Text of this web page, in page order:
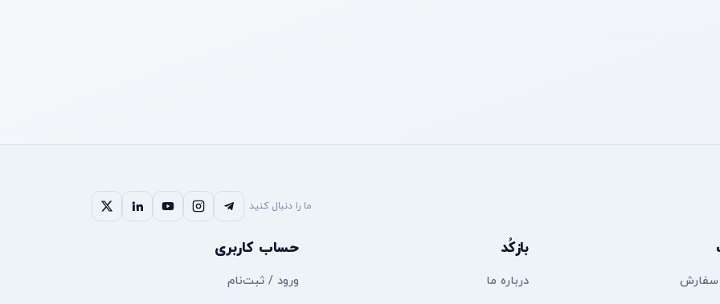
ما را دنبال کنید
سفارش
بازکُد
درباره ما
حساب کاربری
ورود / ثبت‌نام